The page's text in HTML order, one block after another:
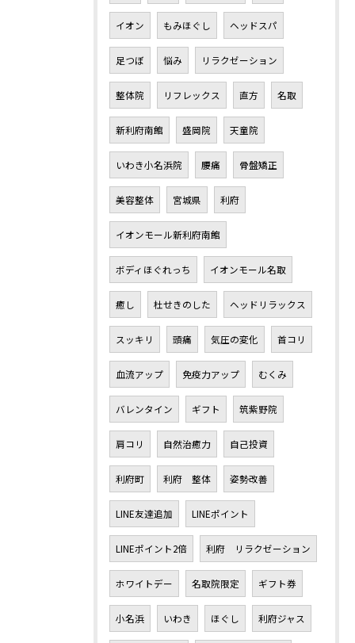
イオン もみほぐし ヘッドスパ
足つぼ 悩み リラクゼーション
整体院 リフレックス 直方 名取
新利府南館 盛岡院 天童院
いわき小名浜院 腰痛 骨盤矯正
美容整体 宮城県 利府
イオンモール新利府南館
ボディほぐれっち イオンモール名取
癒し 杜せきのした ヘッドリラックス
スッキリ 頭痛 気圧の変化 首コリ
血流アップ 免疫力アップ むくみ
バレンタイン ギフト 筑紫野院
肩コリ 自然治癒力 自己投資
利府町 利府 整体 姿勢改善
LINE友達追加 LINEポイント
LINEポイント2倍 利府 リラクゼーション
ホワイトデー 名取院限定 ギフト券
小名浜 いわき ほぐし 利府ジャス